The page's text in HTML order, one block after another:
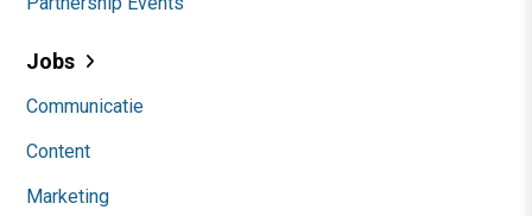
Jobs
Communicatie
Content
Marketing